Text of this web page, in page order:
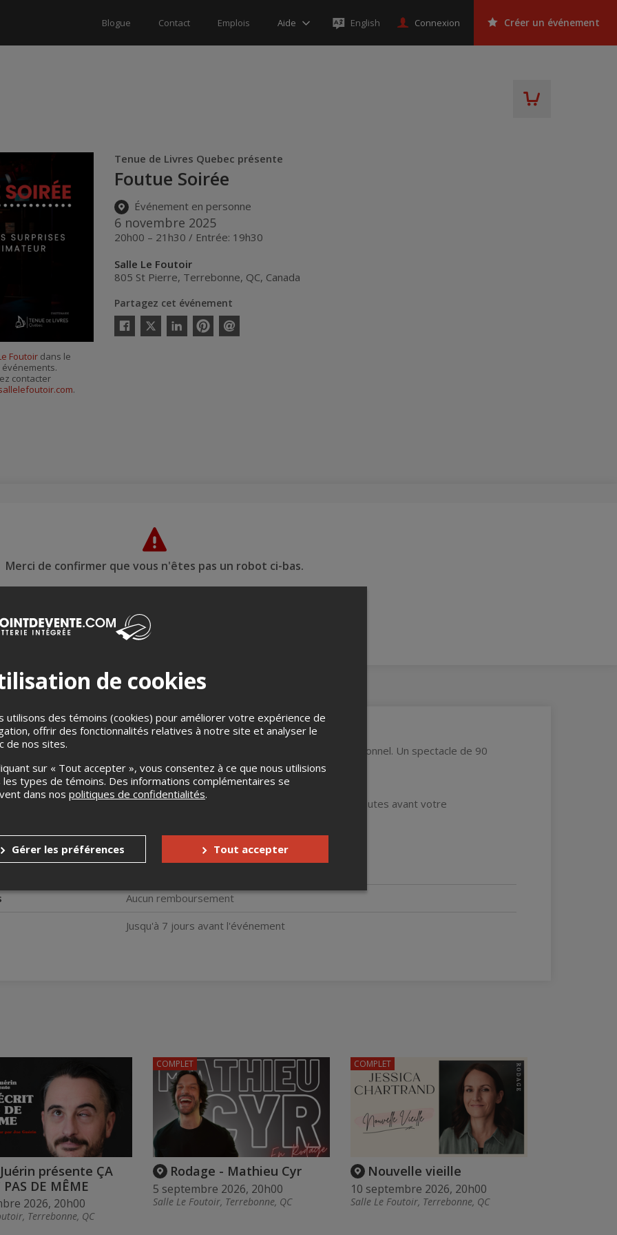
Blogue Contact Emplois Aide English Connexion Créer un événement
Tenue de Livres Quebec présente
Foutue Soirée
Événement en personne
6 novembre 2025
20h00 – 21h30 / Entrée: 19h30
Salle Le Foutoir
805 St Pierre, Terrebonne, QC, Canada
Partagez cet événement
Facebook
Twitter
LinkedinPinterestEnvoyer
Foutoir dans le
événements.
contacter
.
Merci de confirmer que vous n'êtes pas un robot ci-bas.
à une soirée de ‘’stand-up’’ traditionnelle dans un comédie club professionnel. Un spectacle de 90
vedette différents humoristes incontournables du milieu de l’humour.
de chaussée, avant le spectacle, simplement réserver et prévoir 90 minutes avant votre
Terrebonne (450) 471-5322
DE VOUS VOIR!
Aucun remboursement
Jusqu'à 7 jours avant l'événement
présente ÇA
PAS DE MÊME
2026, 20h00
Terrebonne, QC
Rodage - Mathieu Cyr
5 septembre 2026, 20h00
Salle Le Foutoir, Terrebonne, QC
COMPLET
Nouvelle vieille
10 septembre 2026, 20h00
Salle Le Foutoir, Terrebonne, QC
COMPLET
de cookies
utilisons des témoins (cookies) pour améliorer votre expérience de
offrir des fonctionnalités relatives à notre site et analyser le
de nos sites.
sur « Tout accepter », vous consentez à ce que nous utilisions
les types de témoins. Des informations complémentaires se
dans nos politiques de confidentialités.
Gérer les préférences Tout accepter